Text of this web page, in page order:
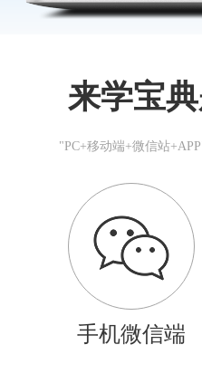
来学宝
"PC+移动端+微信站
手机微信端